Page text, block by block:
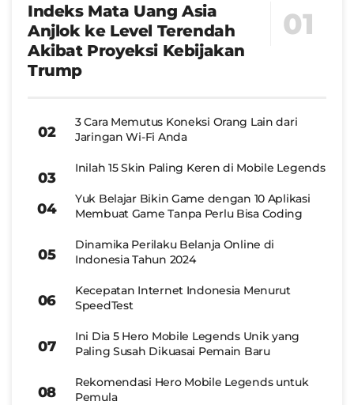
Indeks Mata Uang Asia
Anjlok ke Level Terendah
Akibat Proyeksi Kebijakan
Trump
3 Cara Memutus Koneksi Orang Lain dari
Jaringan Wi-Fi Anda
Inilah 15 Skin Paling Keren di Mobile Legends
Yuk Belajar Bikin Game dengan 10 Aplikasi
Membuat Game Tanpa Perlu Bisa Coding
Dinamika Perilaku Belanja Online di
Indonesia Tahun 2024
Kecepatan Internet Indonesia Menurut
SpeedTest
Ini Dia 5 Hero Mobile Legends Unik yang
Paling Susah Dikuasai Pemain Baru
Rekomendasi Hero Mobile Legends untuk
Pemula